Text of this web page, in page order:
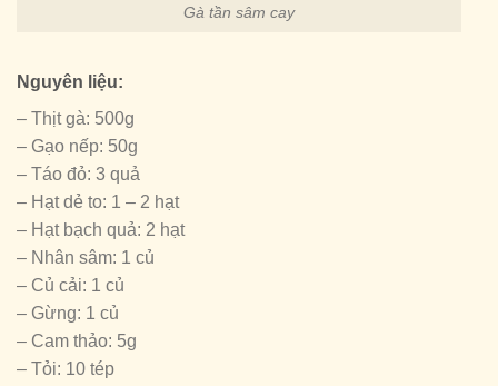
Gà tần sâm cay
Nguyên liệu:
– Thịt gà: 500g
– Gạo nếp: 50g
– Táo đỏ: 3 quả
– Hạt dẻ to: 1 – 2 hạt
– Hạt bạch quả: 2 hạt
– Nhân sâm: 1 củ
– Củ cải: 1 củ
– Gừng: 1 củ
– Cam thảo: 5g
– Tỏi: 10 tép